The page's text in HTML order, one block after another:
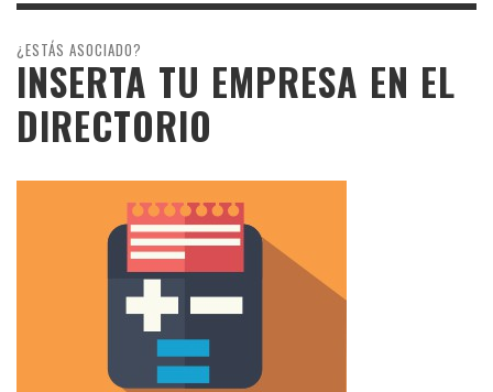
¿ESTÁS ASOCIADO?
INSERTA TU EMPRESA EN EL
DIRECTORIO